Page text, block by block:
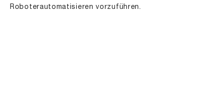
Roboterautomatisieren vorzuführen.